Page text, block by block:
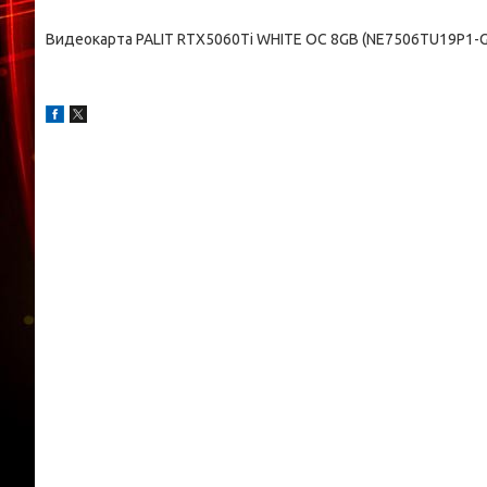
Видеокарта PALIT RTX5060Ti WHITE OC 8GB (NE7506TU19P1-